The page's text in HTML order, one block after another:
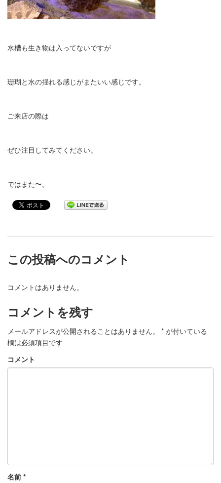
水槽も生き物は入ってないですが
珊瑚と水の揺れる感じがまたいい感じです。
ご来店の際は
ぜひ注目してみてください。
ではまた〜。
この投稿へのコメント
コメントはありません。
コメントを残す
メールアドレスが公開されることはありません。 * が付いている
欄は必須項目です
コメント
名前 *